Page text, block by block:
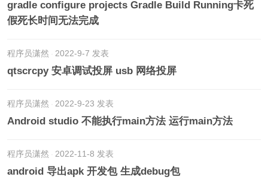
gradle configure projects Gradle Build Running卡死
假死长时间无法完成
程序员潇然 2022-9-7 发表
qtscrcpy 安卓调试投屏 usb 网络投屏
程序员潇然 2022-9-23 发表
Android studio 不能执行main方法 运行main方法
程序员潇然 2022-11-8 发表
android 导出apk 开发包 生成debug包